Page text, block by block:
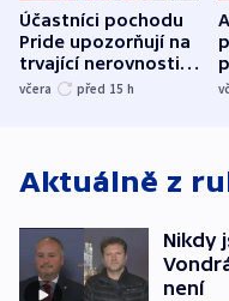
Účastníci pochodu
Pride upozorňují na
trvající nerovnosti i
společenskou
včera před 15 h
Aktuálně z
Nikdy
není